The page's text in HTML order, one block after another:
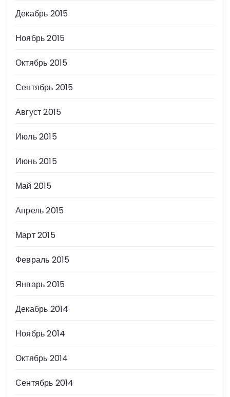
Декабрь 2015
Ноябрь 2015
Октябрь 2015
Сентябрь 2015
Август 2015
Июль 2015
Июнь 2015
Май 2015
Апрель 2015
Март 2015
Февраль 2015
Январь 2015
Декабрь 2014
Ноябрь 2014
Октябрь 2014
Сентябрь 2014